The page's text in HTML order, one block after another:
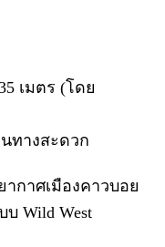
เมตร (โดย
ทางสะดวก
กาศเมืองคาวบอย
Wild West